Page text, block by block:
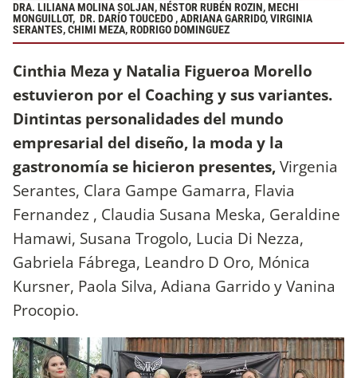
DRA. LILIANA MOLINA SOLJAN, NÉSTOR RUBÉN ROZIN, MECHI
MONGUILLOT, DR. DARÍO TOUCEDO , ADRIANA GARRIDO, VIRGINIA
SERANTES, CHIMI MEZA, RODRIGO DOMINGUEZ
Cinthia Meza y Natalia Figueroa Morello
estuvieron por el Coaching y sus variantes.
Dintintas personalidades del mundo
empresarial del diseño, la moda y la
gastronomía se hicieron presentes,Virgenia
Serantes, Clara Gampe Gamarra, Flavia
Fernandez , Claudia Susana Meska, Geraldine
Hamawi, Susana Trogolo, Lucia Di Nezza,
Gabriela Fábrega, Leandro D Oro, Mónica
Kursner, Paola Silva, Adiana Garrido y Vanina
Procopio.